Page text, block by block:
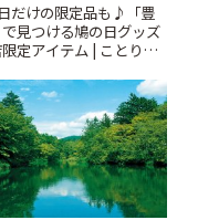
だけの限定品も♪「豊
見つける鳩の日グッズ
限定アイテム | ことりっ